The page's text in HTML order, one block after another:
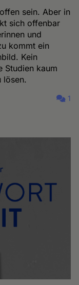
sein. Aber in
sich offenbar
und
kommt ein
Kein
Studien kaum
lösen.
1